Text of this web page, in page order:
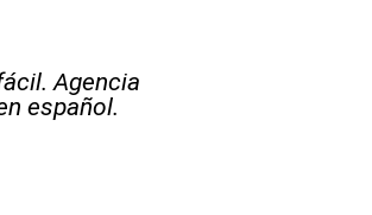
Agencia
español.